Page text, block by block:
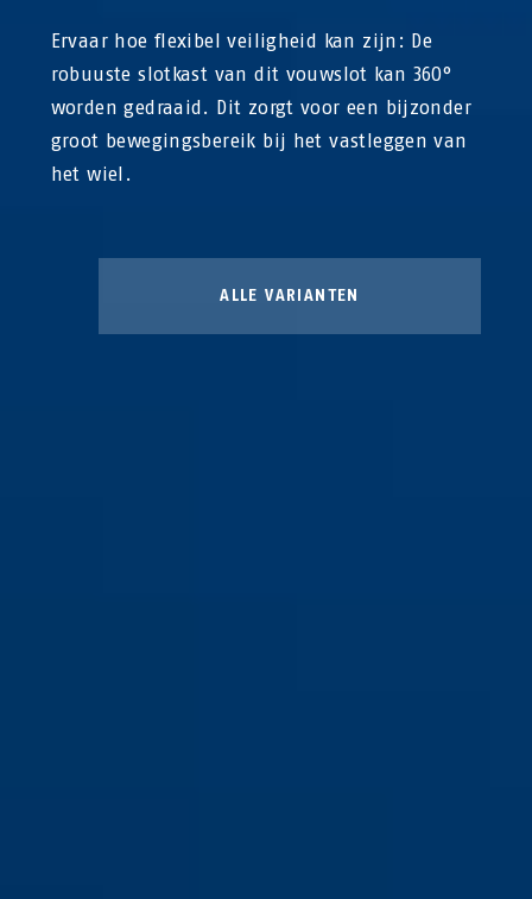
Ervaar hoe flexibel veiligheid kan zijn: De
robuuste slotkast van dit vouwslot kan 360°
worden gedraaid. Dit zorgt voor een bijzonder
groot bewegingsbereik bij het vastleggen van
het wiel.
ALLE VARIANTEN